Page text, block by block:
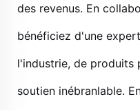
des revenus. En
bénéficiez d'une
l'industrie, de produits
soutien inébranlable.